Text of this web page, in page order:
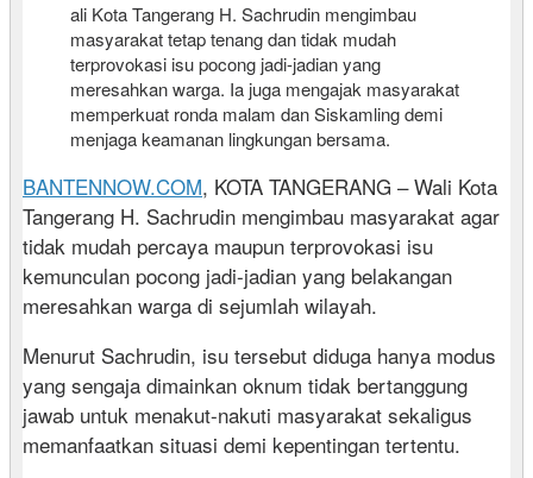
ali Kota Tangerang H. Sachrudin mengimbau
masyarakat tetap tenang dan tidak mudah
terprovokasi isu pocong jadi-jadian yang
meresahkan warga. Ia juga mengajak masyarakat
memperkuat ronda malam dan Siskamling demi
menjaga keamanan lingkungan bersama.
BANTENNOW.COM, KOTA TANGERANG – Wali Kota
Tangerang H. Sachrudin mengimbau masyarakat agar
tidak mudah percaya maupun terprovokasi isu
kemunculan pocong jadi-jadian yang belakangan
meresahkan warga di sejumlah wilayah.
Menurut Sachrudin, isu tersebut diduga hanya modus
yang sengaja dimainkan oknum tidak bertanggung
jawab untuk menakut-nakuti masyarakat sekaligus
memanfaatkan situasi demi kepentingan tertentu.